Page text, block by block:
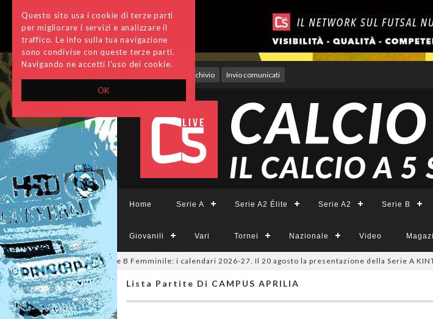
OK
Questo sito usa i cookie di terze parti
per migliorare i servizi e analizzare il
traffico. Le info sulla tua navigazione
sono condivise con queste terze parti.
Navigando ne accetti l'uso dei cookie.
Archivio Invio comunicati
Home Serie A Serie A2 Élite Serie A2 Serie B
Giovanili Vari Tornei Nazionale Video
A Tesys, A2 Élite, A2, B e B Femminile: i calendari 2026-27. Il 20 agosto la presentazione della Serie A KINTO su
Lista Partite Di CAMPUS APRILIA